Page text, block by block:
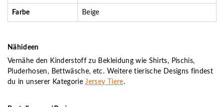
Farbe Beige
Nähideen
Vernähe den Kinderstoff zu Bekleidung wie Shirts, Pischis,
Pluderhosen, Bettwäsche, etc. Weitere tierische Designs findest
du in unserer KategorieJersey Tiere.